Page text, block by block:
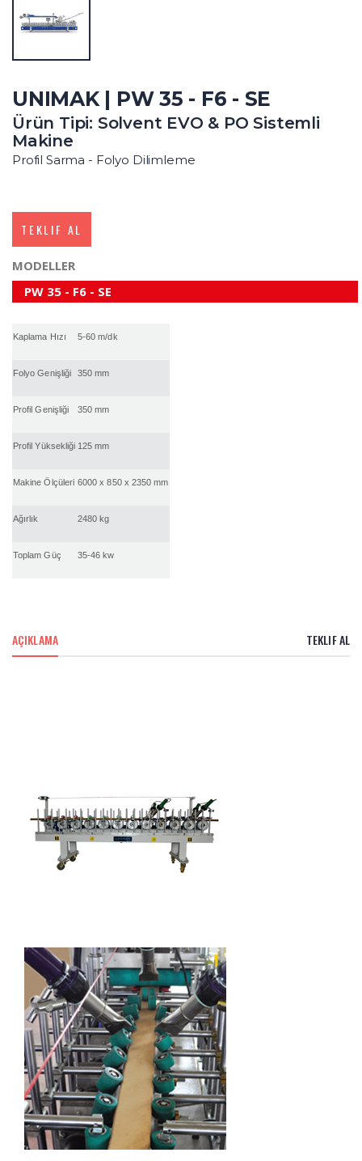
UNIMAK | PW 35 - F6 - SE
Ürün Tipi: Solvent EVO & PO Sistemli
Makine
Profil Sarma - Folyo Dilimleme
TEKLIF AL
MODELLER
PW 35 - F6 - SE
Kaplama Hızı 5-60 m/dk
Folyo Genişliği 350 mm
Profil Genişliği 350 mm
Profil Yüksekliği 125 mm
Makine Ölçüleri 6000 x 850 x 2350 mm
Ağırlık 2480 kg
Toplam Güç 35-46 kw
AÇIKLAMA TEKLIF AL